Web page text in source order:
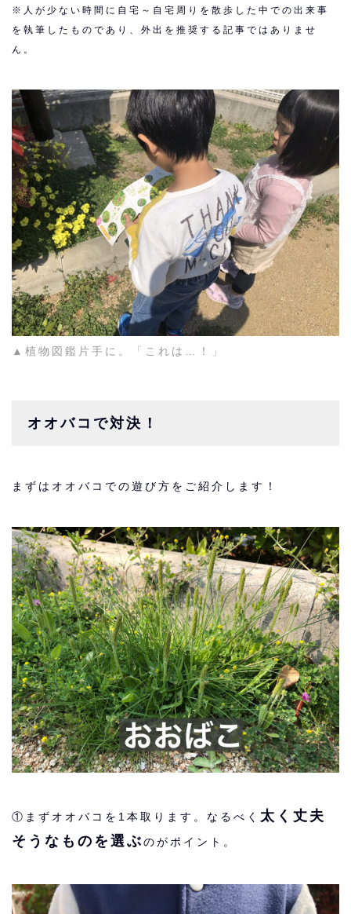
※ 人が少ない時間に自宅～自宅周りを散歩した 中での出来事
を執筆したものであり、外出を推奨する記事ではありませ
ん。
▲植物図鑑片手に。「これは…！」
オオバコで対決！
まずはオオバコでの遊び方をご紹介します！
①まずオオバコを1本取ります。なるべく 太く丈夫
そうなものを選ぶのがポイント。